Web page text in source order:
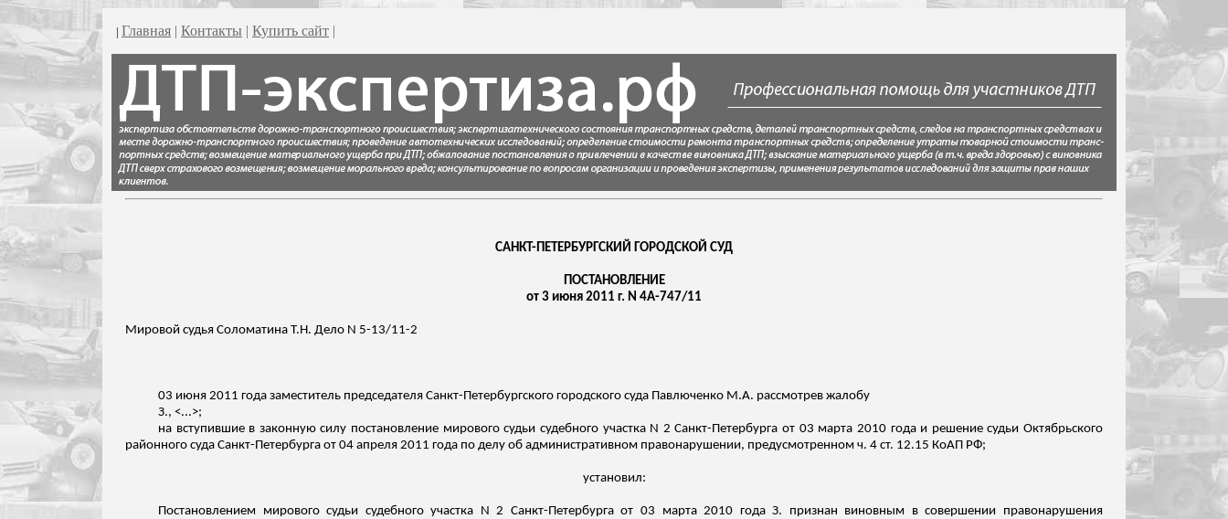
| Главная | Контакты | Купить сайт |
САНКТ-ПЕТЕРБУРГСКИЙ ГОРОДСКОЙ СУД
ПОСТАНОВЛЕНИЕ
от 3 июня 2011 г. N 4А-747/11
Мировой судья Соломатина Т.Н. Дело N 5-13/11-2
03 июня 2011 года заместитель председателя Санкт-Петербургского городского суда Павлюченко М.А. рассмотрев жалобу
З., <...>;
на вступившие в законную силу постановление мирового судьи судебного участка N 2 Санкт-Петербурга от 03 марта 2010 года и решение судьи Октябрьского
районного суда Санкт-Петербурга от 04 апреля 2011 года по делу об административном правонарушении, предусмотренном ч. 4 ст. 12.15 КоАП РФ;
установил:
Постановлением мирового судьи судебного участка N 2 Санкт-Петербурга от 03 марта 2010 года З. признан виновным в совершении правонарушения